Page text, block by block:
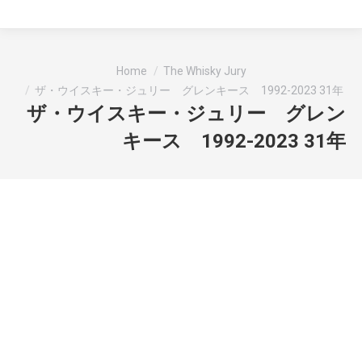
Home
The Whisky Jury
ザ・ウイスキー・ジュリー グレンキース 1992-2023 31年
ザ・ウイスキー・ジュリー グレン
キース 1992-2023 31年